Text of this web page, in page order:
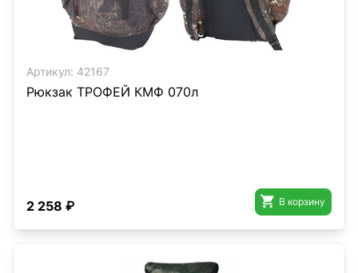
Артикул: 42167
Рюкзак ТРОФЕЙ КМФ 070л
2 258 ₽  В корзину